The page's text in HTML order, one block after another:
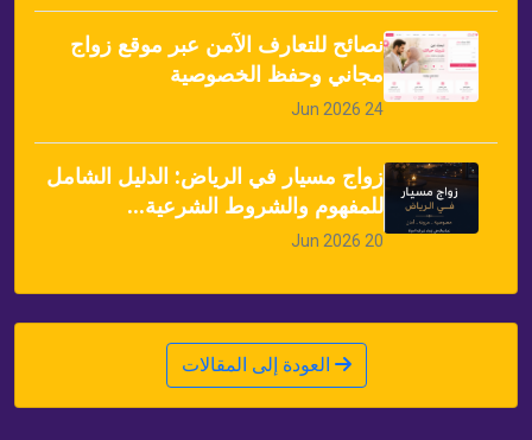
نصائح للتعارف الآمن عبر موقع زواج
مجاني وحفظ الخصوصية
24 Jun 2026
زواج مسيار في الرياض: الدليل الشامل
للمفهوم والشروط الشرعية...
20 Jun 2026
العودة إلى المقالات